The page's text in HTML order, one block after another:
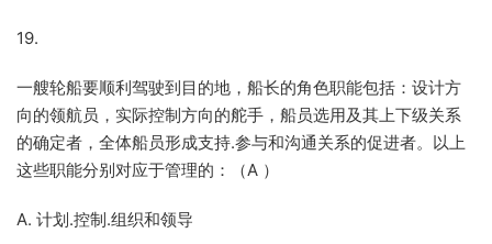
19.
一艘轮船要顺利驾驶到目的地，船长的角色职能包括：设计方
向的领航员，实际控制方向的舵手，船员选用及其上下级关系
的确定者，全体船员形成支持.参与和沟通关系的促进者。以上
这些职能分别对应于管理的：（A ）
A. 计划.控制.组织和领导